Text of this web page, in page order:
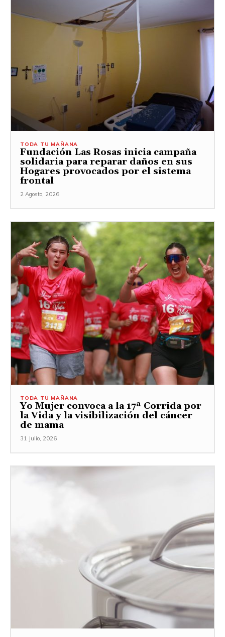
TODA TU MAÑANA
Fundación Las Rosas inicia campaña
solidaria para reparar daños en sus
Hogares provocados por el sistema
frontal
2 Agosto, 2026
TODA TU MAÑANA
Yo Mujer convoca a la 17ª Corrida por
la Vida y la visibilización del cáncer
de mama
31 Julio, 2026